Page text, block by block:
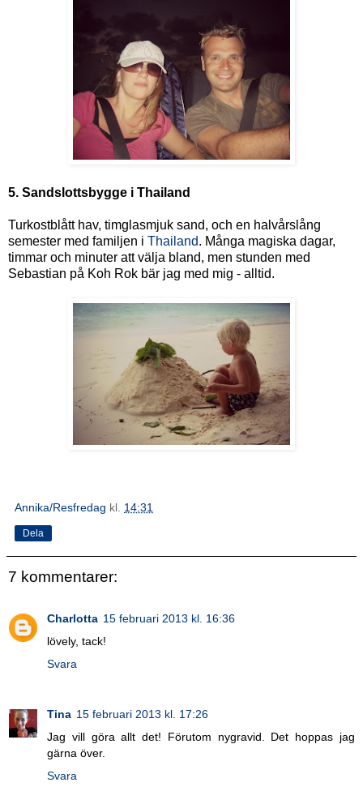
5. Sandslottsbygge i Thailand
Turkostblått hav, timglasmjuk sand, och en halvårslång
semester med familjen i Thailand. Många magiska dagar,
timmar och minuter att välja bland, men stunden med
Sebastian på Koh Rok bär jag med mig - alltid.
Annika/Resfredag kl. 14:31
Dela
7 kommentarer:
Charlotta 15 februari 2013 kl. 16:36
lövely, tack!
Svara
Tina 15 februari 2013 kl. 17:26
Jag vill göra allt det! Förutom nygravid. Det hoppas jag
gärna över.
Svara